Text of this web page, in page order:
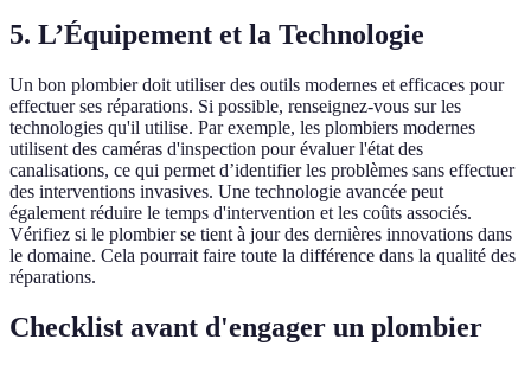
5. L’Équipement et la Technologie
Un bon plombier doit utiliser des outils modernes et efficaces pour
effectuer ses réparations. Si possible, renseignez-vous sur les
technologies qu'il utilise. Par exemple, les plombiers modernes
utilisent des caméras d'inspection pour évaluer l'état des
canalisations, ce qui permet d’identifier les problèmes sans effectuer
des interventions invasives. Une technologie avancée peut
également réduire le temps d'intervention et les coûts associés.
Vérifiez si le plombier se tient à jour des dernières innovations dans
le domaine. Cela pourrait faire toute la différence dans la qualité des
réparations.
Checklist avant d'engager un plombier